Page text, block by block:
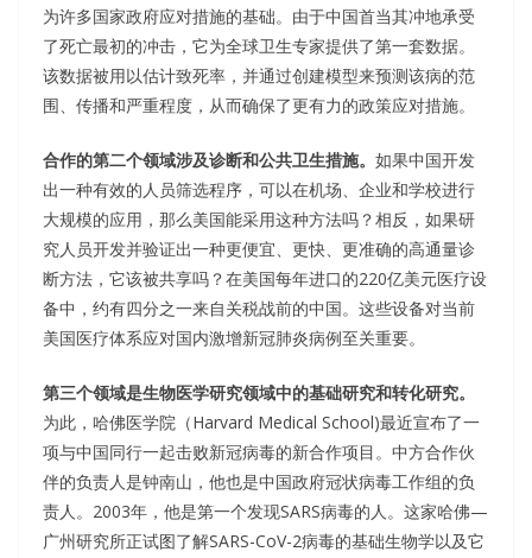
为许多国家政府应对措施的基础。由于中国首当其冲地承受
了死亡最初的冲击，它为全球卫生专家提供了第一套数据。
该数据被用以估计致死率，并通过创建模型来预测该病的范
围、传播和严重程度，从而确保了更有力的政策应对措施。
合作的第二个领域涉及诊断和公共卫生措施。 如果中国开发
出一种有效的人员筛选程序，可以在机场、企业和学校进行
大规模的应用，那么美国能采用这种方法吗？相反，如果研
究人员开发并验证出一种更便宜、更快、更准确的高通量诊
断方法，它该被共享吗？在美国每年进口的220亿美元医疗设
备中，约有四分之一来自关税战前的中国。这些设备对当前
美国医疗体系应对国内激增新冠肺炎病例至关重要。
第三个领域是生物医学研究领域中的基础研究和转化研究。
为此，哈佛医学院（Harvard Medical School)最近宣布了一
项与中国同行一起击败新冠病毒的新合作项目。中方合作伙
伴的负责人是钟南山，他也是中国政府冠状病毒工作组的负
责人。2003年，他是第一个发现SARS病毒的人。这家哈佛—
广州研究所正试图了解SARS-CoV-2病毒的基础生物学以及它